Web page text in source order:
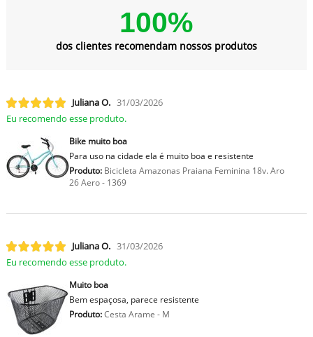
100%
dos clientes recomendam nossos produtos
Juliana O. 31/03/2026
Eu recomendo esse produto.
Bike muito boa
Para uso na cidade ela é muito boa e resistente
Produto:Bicicleta Amazonas Praiana Feminina 18v. Aro
26 Aero - 1369
Juliana O. 31/03/2026
Eu recomendo esse produto.
Muito boa
Bem espaçosa, parece resistente
Produto:Cesta Arame - M